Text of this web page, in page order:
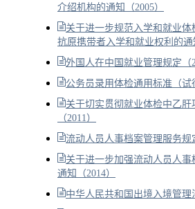
介绍机构的通知（2005）
关于进一步规范入学和就业体
抗原携带者入学和就业权利的通
外国人在中国就业管理规定（
公务员录用体检通用标准（试
关于切实贯彻就业体检中乙肝
（2011）
流动人员人事档案管理服务规
关于进一步加强流动人员人事
通知（2014）
中华人民共和国出境入境管理